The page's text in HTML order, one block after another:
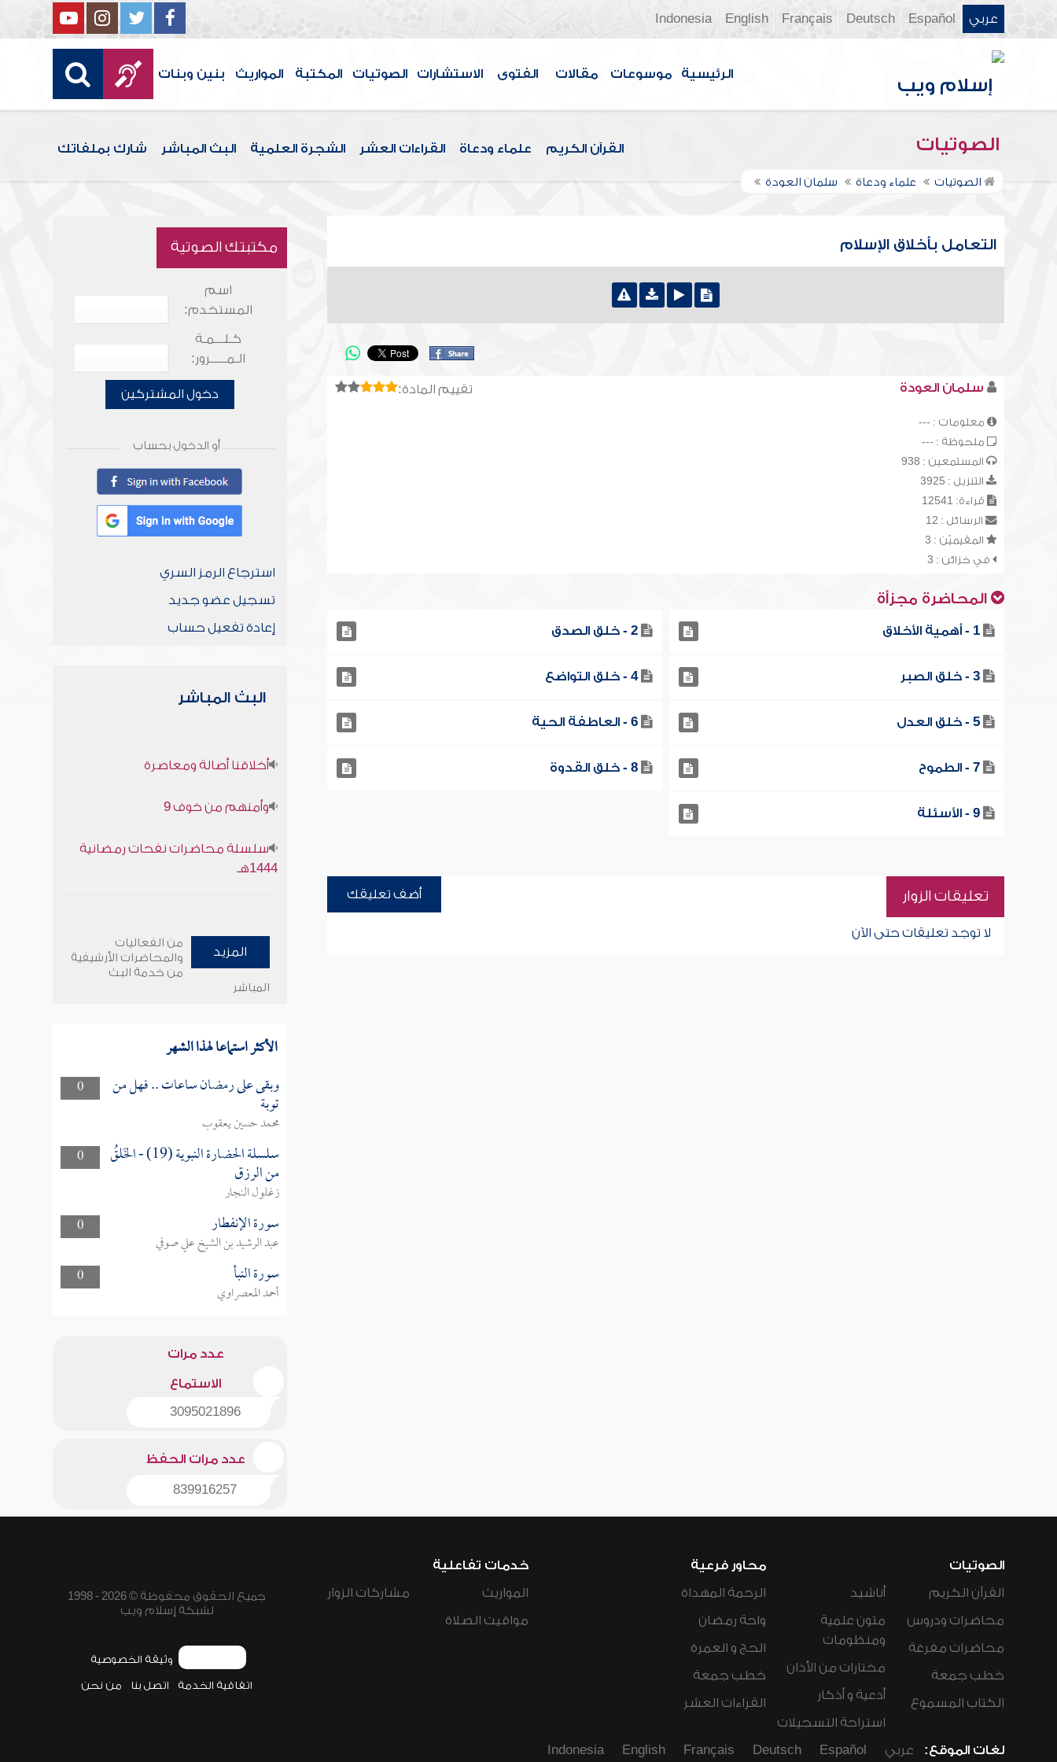
عربي Español
Deutsch
Français
English
Indonesia
الرئيسية موسوعات مقالات الفتوى الاستشارات الصوتيات المكتبة المواريث بنين وبنات
الصوتيات القرآن الكريم علماء ودعاة القراءات العشر الشجرة العلمية البث المباشر شارك بملفاتك
الصوتيات علماء ودعاة سلمان العودة
التعامل بأخلاق الإسلام
تقييم المادة: سلمان العودة
معلومات : ---
ملحوظة : ---
المستمعين : 938
التنزيل : 3925
قراءة: 12541
الرسائل : 12
المقيميّن : 3
في خزائن : 3
المحاضرة مجزأة
1 - أهمية الأخلاق 2 - خلق الصدق
3 - خلق الصبر 4 - خلق التواضع
5 - خلق العدل 6 - العاطفة الحية
7 - الطموح 8 - خلق القدوة
9 - الأسئلة
تعليقات الزوار أضف تعليقك
لا توجد تعليقات حتى الآن
مكتبتك الصوتية
اسم
المستخدم:
كـلـــمـة
الـمـــــرور:
دخول المشتركين
أو الدخول بحساب
استرجاع الرمز السري
تسجيل عضو جديد
إعادة تفعيل حساب
البث المباشر
أخلاقنا أصالة ومعاصرة
وأمنهم من خوف 9
سلسلة محاضرات نفحات رمضانية
1444هـ
المزيد
من الفعاليات
والمحاضرات الأرشيفية
من خدمة البث
المباشر
الأكثر استماعا لهذا الشهر
0 وبقى على رمضان ساعات .. فهل من
توبة
محمد حسين يعقوب
0
سلسلة الحضارة النبوية (19) - الخَلقُ
من الرزق
زغلول النجار
0
سورة الإنفطار
عبد الرشيد بن الشيخ علي صوفي
0
سورة النبأ
أحمد المعصراوي
عدد مرات
الاستماع
3095021896
عدد مرات الحفظ
839916257
الصوتيات
القرآن الكريم
محاضرات ودروس
محاضرات مفرغة
خطب جمعة
الكتاب المسموع
أناشيد
متون علمية
ومنظومات
مختارات من الأذان
أدعية و أذكار
استراحة التسجيلات
محاور فرعية
الرحمة المهداة
واحة رمضان
الحج و العمرة
خطب جمعة
القراءات العشر
خدمات تفاعلية
المواريث
مواقيت الصلاة
مشاركات الزوار
جميع الحقوق محفوظة © 2026 - 1998
لشبكة إسلام ويب
وثيقة الخصوصية
اتفاقية الخدمة اتصل بنا من نحن
لغات الموقع: عربي Español
Deutsch
Français
English
Indonesia